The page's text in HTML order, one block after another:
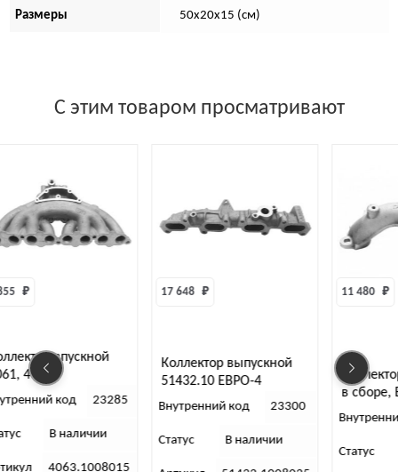
Размеры 50х20х15 (см)
С этим товаром просматривают
23285
Коллектор выпускной
51432.10 ЕВРО-4
Внутренний код 23300
Статус В наличии
Коллектор
в сборе, ЕВРО-3
Внутренний код
В